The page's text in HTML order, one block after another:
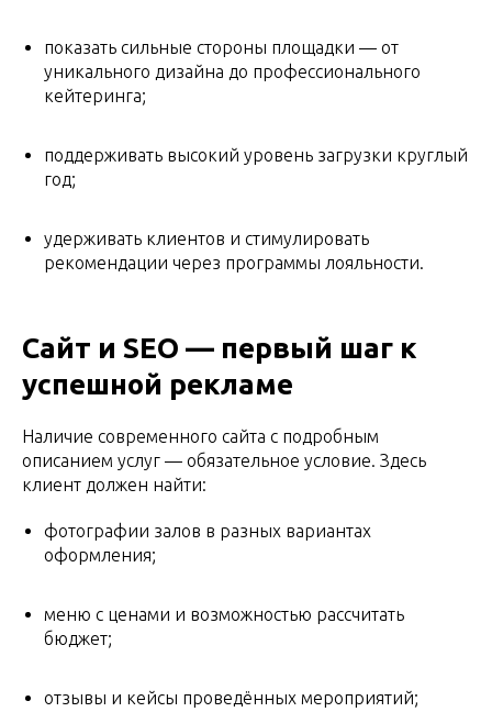
показать сильные стороны площадки — от
уникального дизайна до профессионального
кейтеринга;
поддерживать высокий уровень загрузки круглый
год;
удерживать клиентов и стимулировать
рекомендации через программы лояльности.
Сайт и SEO — первый шаг к
успешной рекламе
Наличие современного сайта с подробным
описанием услуг — обязательное условие. Здесь
клиент должен найти:
фотографии залов в разных вариантах
оформления;
меню с ценами и возможностью рассчитать
бюджет;
отзывы и кейсы проведённых мероприятий;